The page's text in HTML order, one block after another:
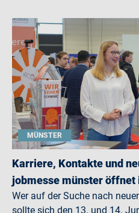
MÜNSTER
Karriere, Kontakte und
jobmesse münster öffnet
Wer auf der Suche nach
sollte sich den 13. und 14.